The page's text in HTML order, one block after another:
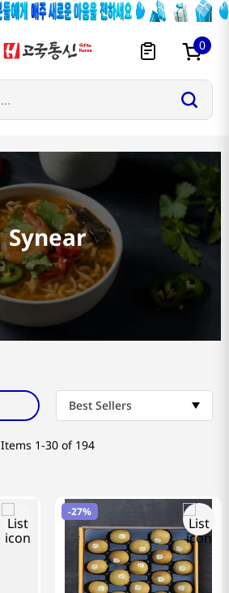
0
Synear
Best Sellers
Items 1-30 of 194
-27%